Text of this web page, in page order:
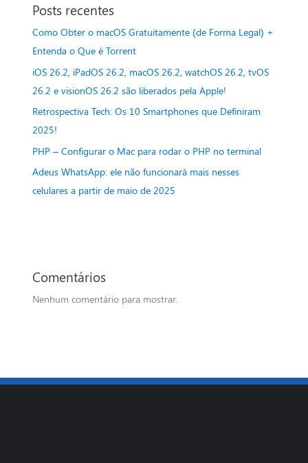
Posts recentes
Como Obter o macOS Gratuitamente (de Forma Legal) +
Entenda o Que é Torrent
iOS 26.2, iPadOS 26.2, macOS 26.2, watchOS 26.2, tvOS
26.2 e visionOS 26.2 são liberados pela Apple!
Retrospectiva Tech: Os 10 Smartphones que Definiram
2025!
PHP – Configurar o Mac para rodar o PHP no terminal
Adeus WhatsApp: ele não funcionará mais nesses
celulares a partir de maio de 2025
Comentários
Nenhum comentário para mostrar.